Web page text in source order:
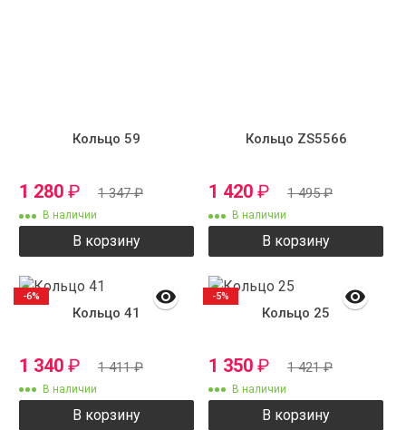
Кольцо 59
1 280 ₽ 1 347₽
В наличии
В корзину
Кольцо ZS5566
1 420 ₽ 1 495₽
В наличии
В корзину
Кольцо 41
1 340 ₽ 1 411₽
В наличии
В корзину
-6%
Кольцо 25
1 350 ₽ 1 421₽
В наличии
В корзину
-5%